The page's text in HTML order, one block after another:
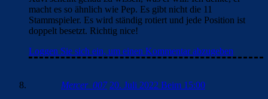
macht es so ähnlich wie Pep. Es gibt nicht die 11
Stammspieler. Es wird ständig rotiert und jede Position ist
doppelt besetzt. Richtig nice!
Loggen Sie sich ein, um einen Kommentar abzugeben
Mercer_007 20. Juli 2022 Beim 15:00